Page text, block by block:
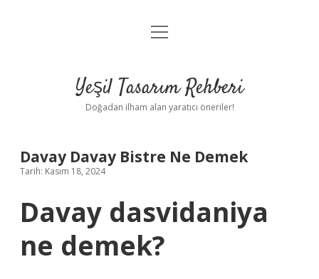
Anasayfa
Yasal Uyarı
menüyü
Yeşil Tasarım Rehberi
Doğadan ilham alan yaratıcı öneriler!
Davay Davay Bistre Ne Demek
Tarih: Kasım 18, 2024
Davay dasvidaniya
ne demek?